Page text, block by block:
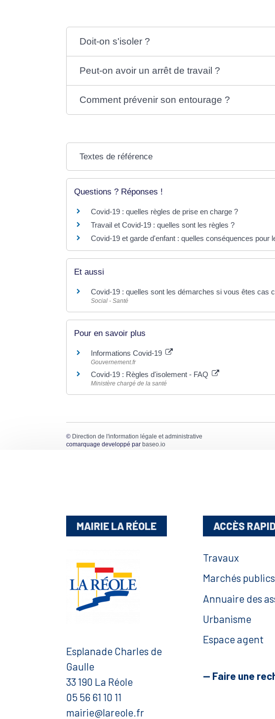
Doit-on s'isoler ?
Peut-on avoir un arrêt de travail ?
Comment prévenir son entourage ?
Textes de référence
Questions ? Réponses !
Covid-19 : quelles règles de prise en charge ?
Travail et Covid-19 : quelles sont les règles ?
Covid-19 et garde d'enfant : quelles conséquences pour
Et aussi
Covid-19 : quelles sont les démarches si vous êtes cas
Social - Santé
Pour en savoir plus
Informations Covid-19
Gouvernement.fr
Covid-19 : Règles d'isolement - FAQ
Ministère chargé de la santé
© Direction de l'information légale et administrative
comarquage developpé par baseo.io
MAIRIE LA RÉOLE
Esplanade Charles de
Gaulle
33 190 La Réole
05 56 61 10 11
mairie@lareole.fr
ACCÈS
Travaux
Marchés publics
Annuaire des
Urbanisme
Espace agent
— Faire une